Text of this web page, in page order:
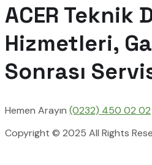
ACER Teknik
Hizmetleri,
Sonrası
Hemen Arayın (0232) 450 02 02
Copyright © 2025 All Rights